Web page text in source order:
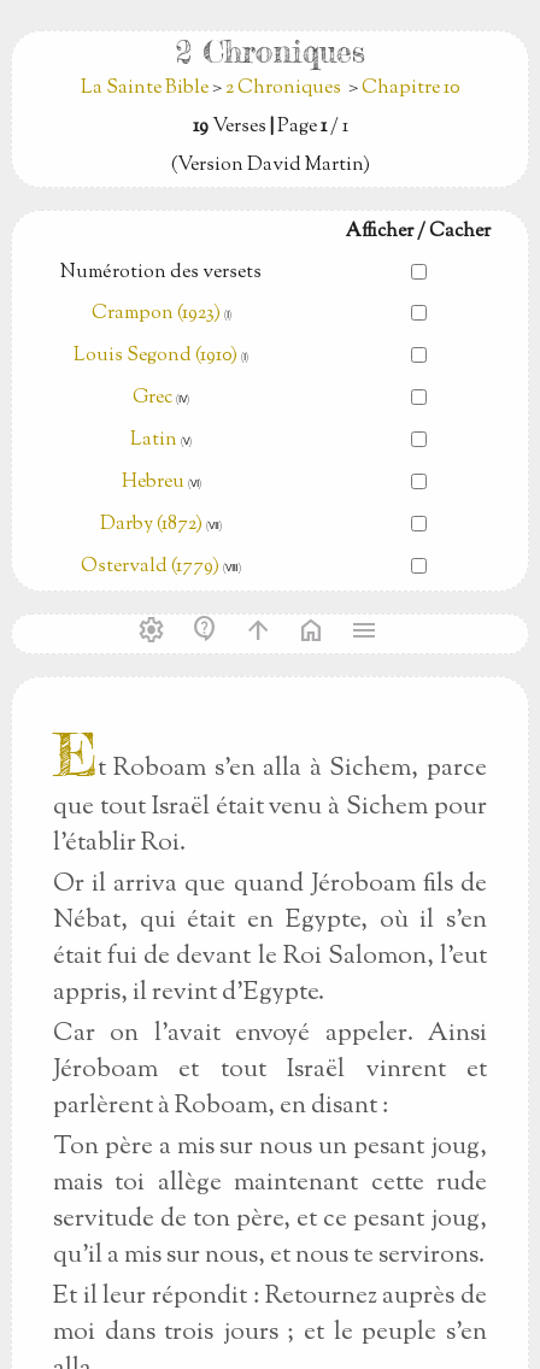
2 Chroniques
La Sainte Bible>2 Chroniques >Chapitre 10
19Verses|Page1/ 1
(Version David Martin)
Afficher / Cacher
Numérotion des versets
Crampon (1923) (Ⅰ)
Louis Segond (1910)(Ⅰ)
Grec (Ⅳ)
Latin (Ⅴ)
Hebreu (Ⅵ)
Darby (1872) (Ⅶ)
Ostervald (1779) (Ⅷ)
settings contact_support arrow_upward home menu
Et Roboam s’en alla à Sichem, parce
que tout Israël était venu à Sichem pour
l’établir Roi.
Or il arriva que quand Jéroboam fils de
Nébat, qui était en Egypte, où il s’en
était fui de devant le Roi Salomon, l’eut
appris, il revint d’Egypte.
Car on l’avait envoyé appeler. Ainsi
Jéroboam et tout Israël vinrent et
parlèrent à Roboam, en disant :
Ton père a mis sur nous un pesant joug,
mais toi allège maintenant cette rude
servitude de ton père, et ce pesant joug,
qu’il a mis sur nous, et nous te servirons.
Et il leur répondit : Retournez auprès de
moi dans trois jours ; et le peuple s’en